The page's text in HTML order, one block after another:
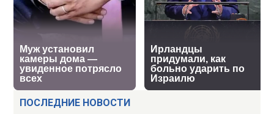
ПОСЛЕДНИЕ НОВОСТИ